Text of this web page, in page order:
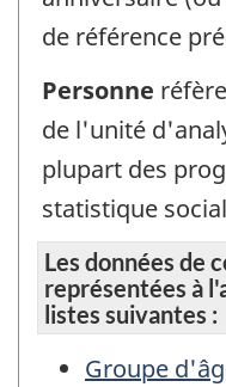
de référence
Personne
de l'unité
plupart des
statistique
Les données de
représentées à
listes suivantes :
Groupe